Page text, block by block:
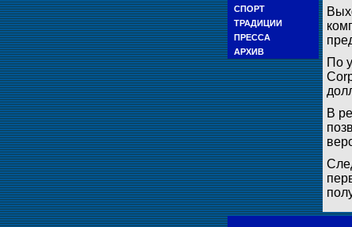
СПОРТ
ТРАДИЦИИ
ПРЕССА
АРХИВ
По
В